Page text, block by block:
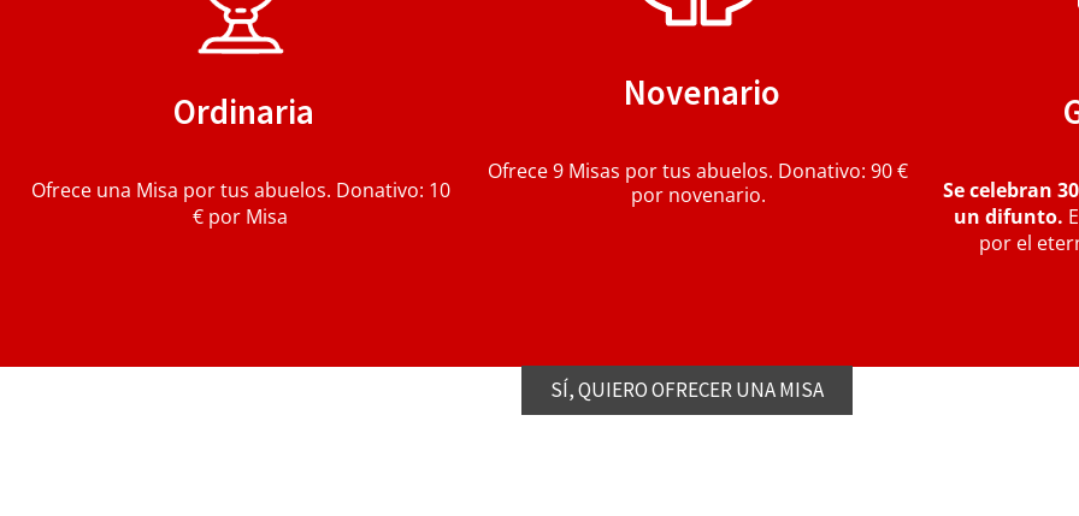
Ordinaria
Ofrece una Misa por tus abuelos. Donativo: 10
€ por Misa
Novenario
Ofrece 9 Misas por tus abuelos. Donativo: 90 €
por novenario.
Se celebran
un difunto.
por el
SÍ, QUIERO OFRECER UNA MISA